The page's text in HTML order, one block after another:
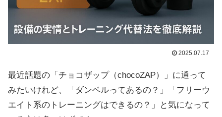
2025.07.17
最近話題の「チョコザップ（chocoZAP）」に通って
みたいけれど、「ダンベルってあるの？」「フリーウ
エイト系のトレーニングはできるの？」と気になって